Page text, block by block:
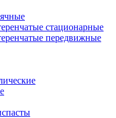
стационарные
передвижные